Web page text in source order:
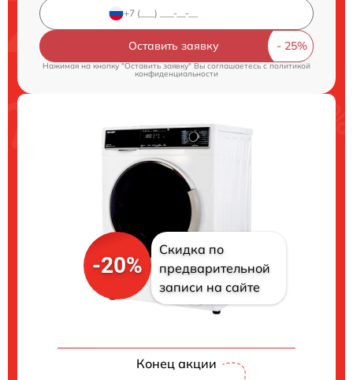
Оставить заявку
Нажимая на кнопку "Оставить заявку" Вы соглашаетесь cполитикой
конфиденциальности
-20%
Скидка по
предварительной
записи на сайте
Конец акции